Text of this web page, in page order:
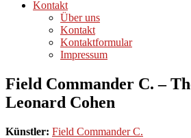
Kontakt
Über uns
Kontakt
Kontaktformular
Impressum
Field Commander C. –
Leonard Cohen
Künstler: Field Commander C.